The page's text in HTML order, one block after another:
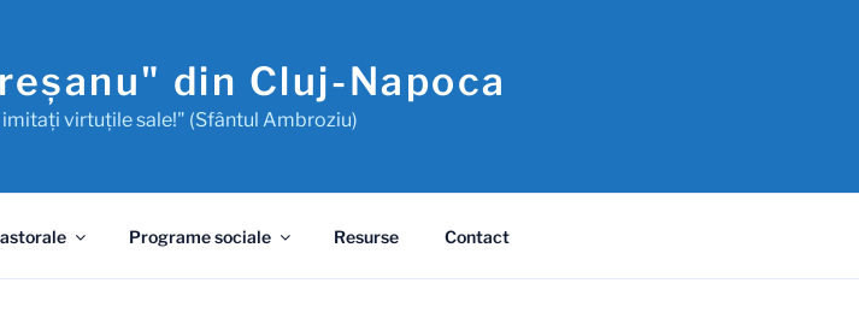
din Cluj-Napoca
virtuţile sale!" (Sfântul Ambroziu)
Programe sociale Resurse Contact